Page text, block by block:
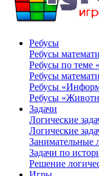
Ребусы
Ребусы
Ребусы по теме
Ребусы
Ребусы
Ребусы
Задачи
Логические
Логические
Занимательные
Задачи по
Решение